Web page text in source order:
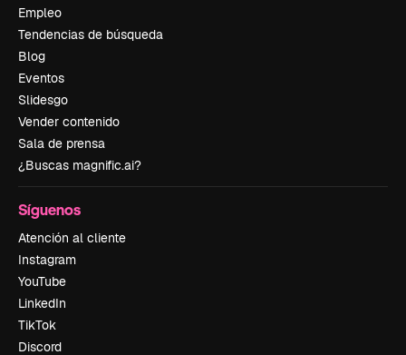
Empleo
Tendencias de búsqueda
Blog
Eventos
Slidesgo
Vender contenido
Sala de prensa
¿Buscas magnific.ai?
Síguenos
Atención al cliente
Instagram
YouTube
LinkedIn
TikTok
Discord